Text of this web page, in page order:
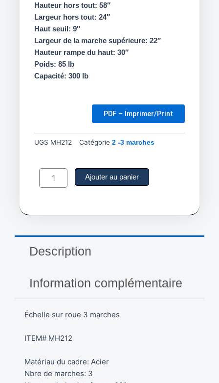
Hauteur hors tout: 58″
Largeur hors tout: 24″
Haut seuil: 9″
Largeur de la marche supérieure: 22″
Hauteur rampe du haut: 30″
Poids: 85 lb
Capacité: 300 lb
PDF – Imprimer/Print
UGS MH212 Catégorie 2 -3 marches
quantité
Échelle
marches
de
plateforme
Ajouter au panier
Description
Information complémentaire
Échelle sur roue 3 marches
ITEM# MH212
Matériau du cadre: Acier
Nbre de marches: 3